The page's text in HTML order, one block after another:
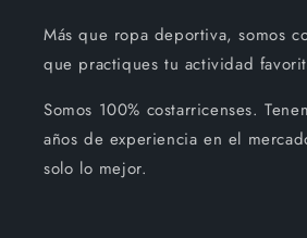
Más que ropa deportiva, somos
que practiques tu actividad
Somos 100% costarricenses.
años de experiencia en el
solo lo mejor.